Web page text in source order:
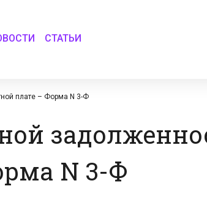
СТАТЬИ
плате – Форма N 3-Ф
N 3-Ф